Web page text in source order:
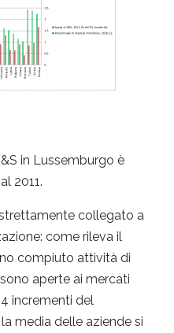
in Lussemburgo è
2011.
collegato a
come rileva il
compiuto attività di
aperte ai mercati
incrementi del
media delle aziende si